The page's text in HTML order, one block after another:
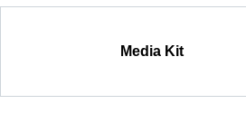
Media Kit